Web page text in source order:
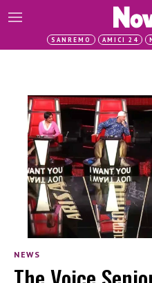
SANREMO AMICI 24
NEWS